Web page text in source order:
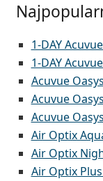
1-DAY
1-DAY
Acuvue
Acuvue
Acuvue
Air Optix
Air Optix
Air Optix